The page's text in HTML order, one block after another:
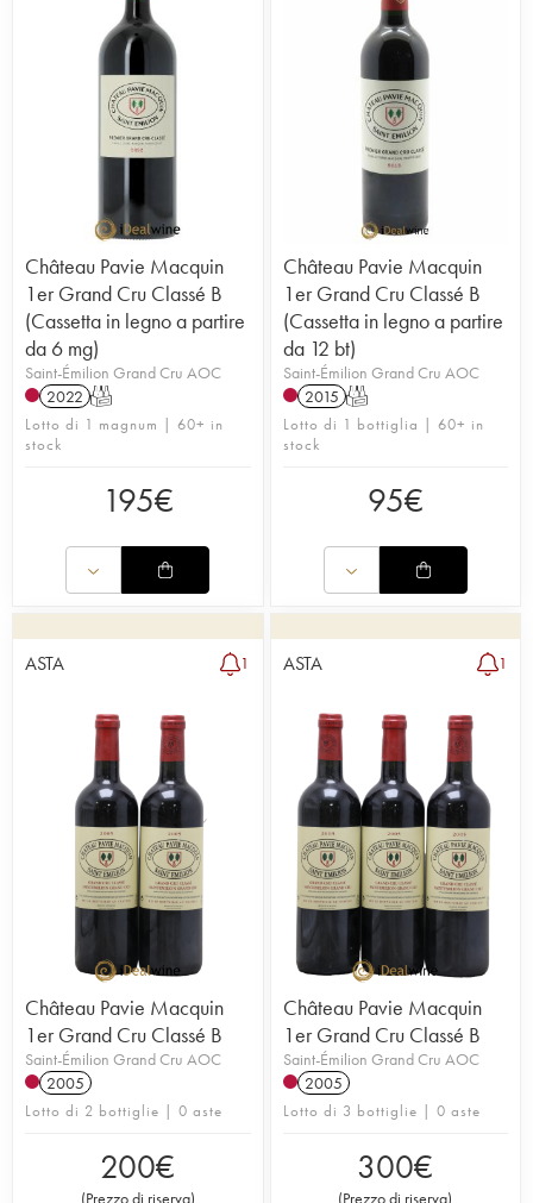
Château Pavie Macquin
1er Grand Cru Classé B
(Cassetta in legno a partire
da 6 mg)
Saint-Émilion Grand Cru AOC
2022 T
Lotto di 1 magnum | 60+ in
stock
195€
Château Pavie Macquin
1er Grand Cru Classé B
(Cassetta in legno a partire
da 12 bt)
Saint-Émilion Grand Cru AOC
2015 T
Lotto di 1 bottiglia | 60+ in
stock
95€
ASTA 1
Château Pavie Macquin
1er Grand Cru Classé B
Saint-Émilion Grand Cru AOC
2005
Lotto di 2 bottiglie | 0 aste
200€
(Prezzo di riserva)
ASTA 1
Château Pavie Macquin
1er Grand Cru Classé B
Saint-Émilion Grand Cru AOC
2005
Lotto di 3 bottiglie | 0 aste
300€
(Prezzo di riserva)